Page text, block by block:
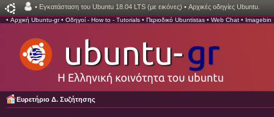
• Εγκατάσταση του Ubuntu 18.04 LTS (με εικόνες) • Αρχικές οδηγίες Ubuntu.
• Αρχική Ubuntu-gr• Οδηγοί - How to - Tutorials • Περιοδικό Ubuntistas • Web Chat • Imagebin
Ευρετήριο Δ. Συζήτησης